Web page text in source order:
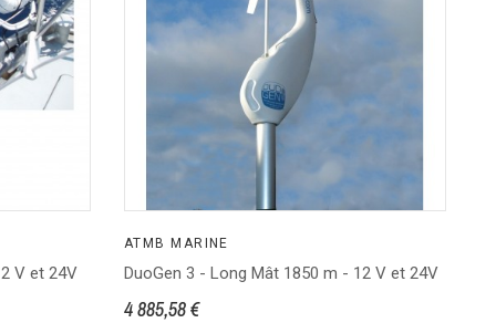
V et 24V
ATMB MARINE
DuoGen 3 - Long Mât 1850 m - 12 V et 24V
4 885,58 €